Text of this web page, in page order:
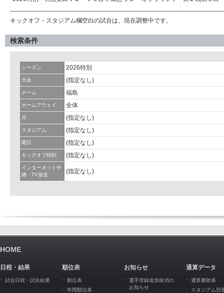
キックオフ・スタジアム欄空白の試合は、現在調整中です。
検索条件
シーズン 2026特別
大会 (指定なし)
チーム 福島
ホームアウェイ 全体
月 (指定なし)
スタジアム (指定なし)
曜日 (指定なし)
キックオフ時刻 (指定なし)
インターネット中
継・TV放送
(指定なし)
HOME
日程・結果
試合日程・試合結果
順位表
順位表
年間順位表
お知らせ
選手登録追加抹消の
お知らせ
通算データ
通算勝敗表
スタジアム別